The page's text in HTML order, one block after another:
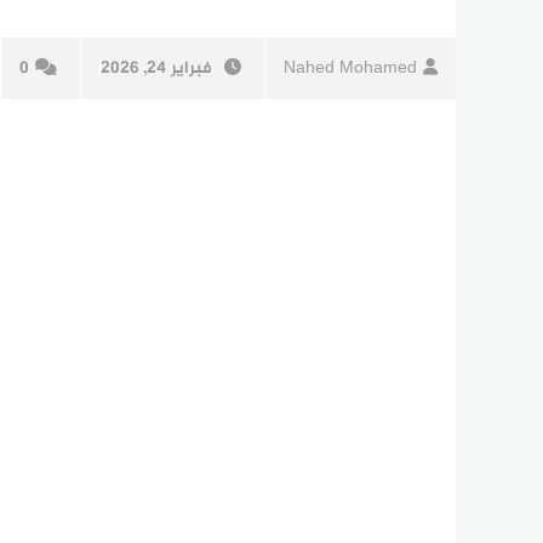
Nahed Mohamed فبراير 24, 2026 0